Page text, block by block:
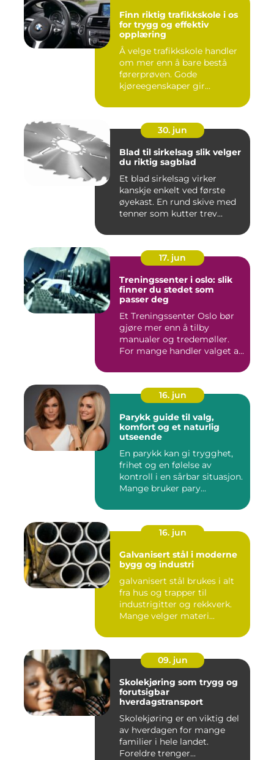
Finn riktig trafikkskole i os
for trygg og effektiv
opplæring
Å velge trafikkskole handler
om mer enn å bare bestå
førerprøven. Gode
kjøreegenskaper gir
30. jun
Blad til sirkelsag slik velger
du riktig sagblad
Et blad sirkelsag virker
kanskje enkelt ved første
øyekast. En rund skive med
tenner som kutter trev...
17. jun
Treningssenter i oslo: slik
finner du stedet som
passer deg
Et Treningssenter Oslo bør
gjøre mer enn å tilby
manualer og tredemøller.
For mange handler valget a...
16. jun
Parykk guide til valg,
komfort og et naturlig
utseende
En parykk kan gi trygghet,
frihet og en følelse av
kontroll i en sårbar situasjon.
Mange bruker pary...
16. jun
Galvanisert stål i moderne
bygg og industri
galvanisert stål brukes i alt
fra hus og trapper til
industrigitter og rekkverk.
Mange velger materi...
09. jun
Skolekjøring som trygg og
forutsigbar
hverdagstransport
Skolekjøring er en viktig del
av hverdagen for mange
familier i hele landet.
Foreldre trenger...